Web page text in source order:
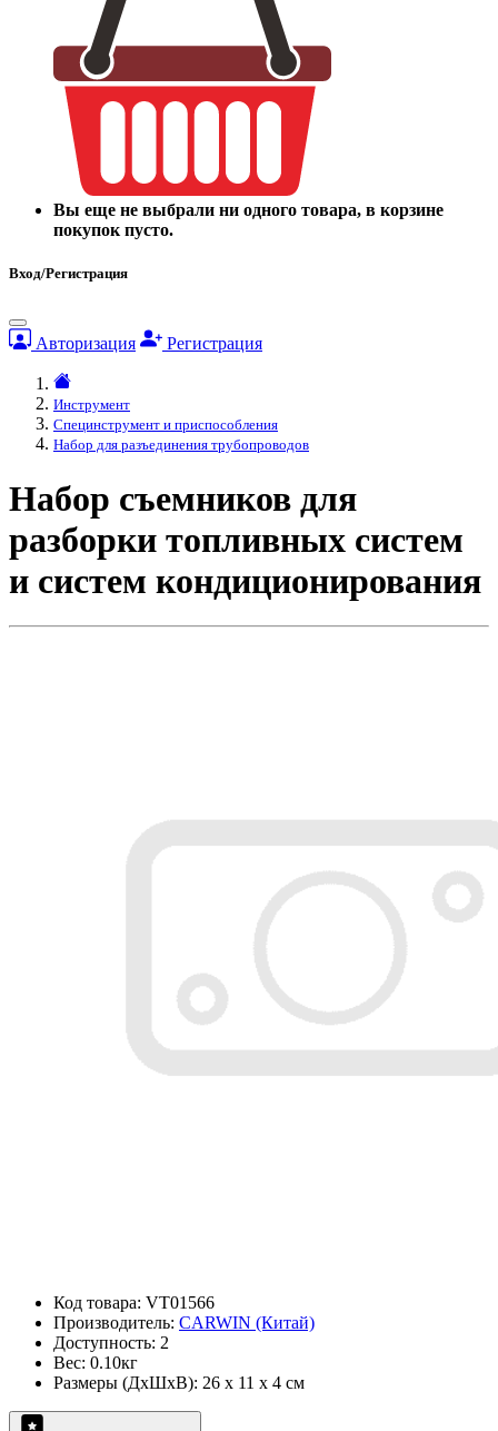
Вы еще не выбрали ни одного товара, в корзине
покупок пусто.
Вход/Регистрация
Авторизация Регистрация
Инструмент
Специнструмент и приспособления
Набор для разъединения трубопроводов
Набор съемников для
разборки топливных систем
и систем кондиционирования
Код товара: VT01566
Производитель: CARWIN (Китай)
Доступность: 2
Вес: 0.10кг
Размеры (ДxШxВ): 26 x 11 x 4 см